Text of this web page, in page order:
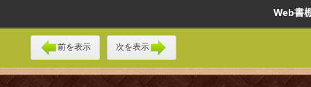
Web
前を表示 次を表示